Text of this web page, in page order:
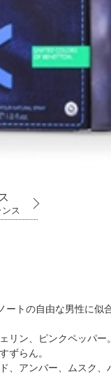
ス
ートの自由な男性に似
リン、ピンクペッパー。
ずらん。
、アンバー、ムスク、